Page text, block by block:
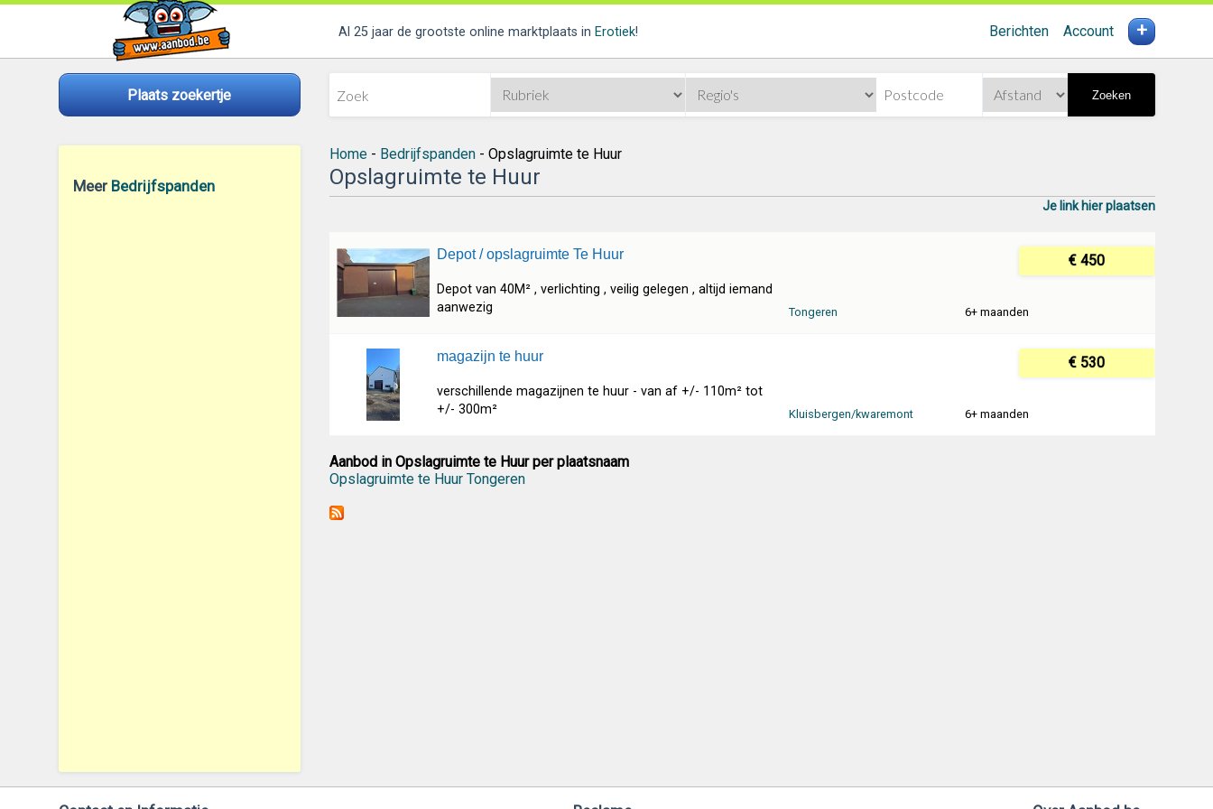
Al 25 jaar de grootste online marktplaats in Erotiek! Berichten Account +
Plaats zoekertje Zoeken
Meer Bedrijfspanden
Home- Bedrijfspanden- Opslagruimte te Huur
Opslagruimte te Huur
Je link hier plaatsen
Depot / opslagruimte Te Huur
Depot van 40M² , verlichting , veilig gelegen , altijd iemand
aanwezig
€ 450
Tongeren 6+ maanden
magazijn te huur
verschillende magazijnen te huur - van af +/- 110m² tot
+/- 300m²
€ 530
Kluisbergen/kwaremont 6+ maanden
Aanbod in Opslagruimte te Huur per plaatsnaam
Opslagruimte te Huur Tongeren